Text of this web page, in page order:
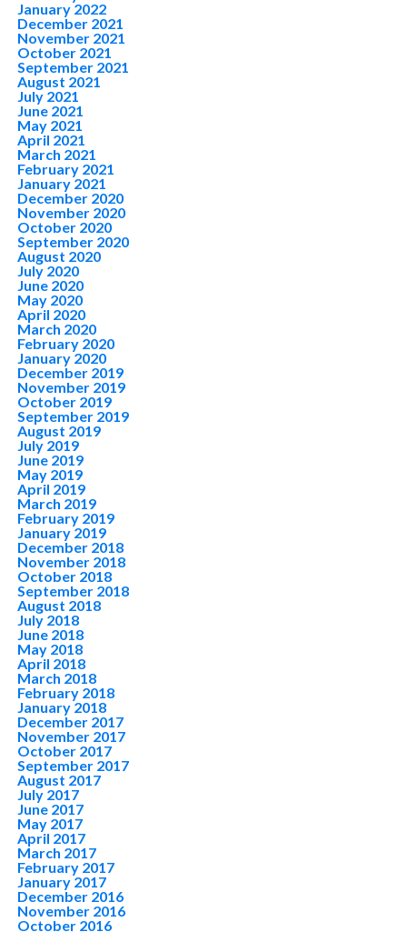
January 2022
December 2021
November 2021
October 2021
September 2021
August 2021
July 2021
June 2021
May 2021
April 2021
March 2021
February 2021
January 2021
December 2020
November 2020
October 2020
September 2020
August 2020
July 2020
June 2020
May 2020
April 2020
March 2020
February 2020
January 2020
December 2019
November 2019
October 2019
September 2019
August 2019
July 2019
June 2019
May 2019
April 2019
March 2019
February 2019
January 2019
December 2018
November 2018
October 2018
September 2018
August 2018
July 2018
June 2018
May 2018
April 2018
March 2018
February 2018
January 2018
December 2017
November 2017
October 2017
September 2017
August 2017
July 2017
June 2017
May 2017
April 2017
March 2017
February 2017
January 2017
December 2016
November 2016
October 2016